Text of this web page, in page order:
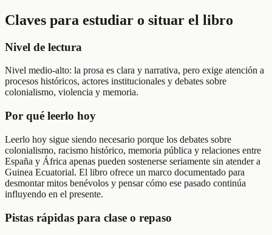
Claves para estudiar o situar el libro
Nivel de lectura
Nivel medio-alto: la prosa es clara y narrativa, pero exige atención a
procesos históricos, actores institucionales y debates sobre
colonialismo, violencia y memoria.
Por qué leerlo hoy
Leerlo hoy sigue siendo necesario porque los debates sobre
colonialismo, racismo histórico, memoria pública y relaciones entre
España y África apenas pueden sostenerse seriamente sin atender a
Guinea Ecuatorial. El libro ofrece un marco documentado para
desmontar mitos benévolos y pensar cómo ese pasado continúa
influyendo en el presente.
Pistas rápidas para clase o repaso